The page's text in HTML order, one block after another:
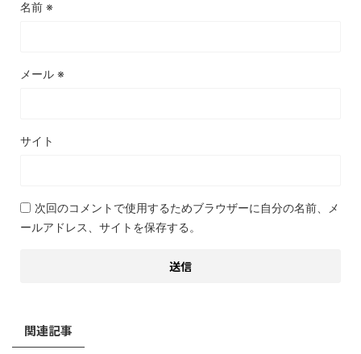
名前 ※
メール ※
サイト
次回のコメントで使用するためブラウザーに自分の名前、メ
ールアドレス、サイトを保存する。
関連記事